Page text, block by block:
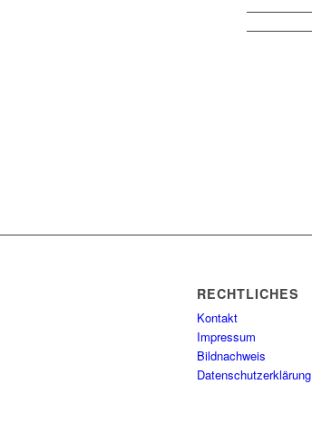
RECHTLICHES
Kontakt
Impressum
Bildnachweis
Datenschutzerklärung